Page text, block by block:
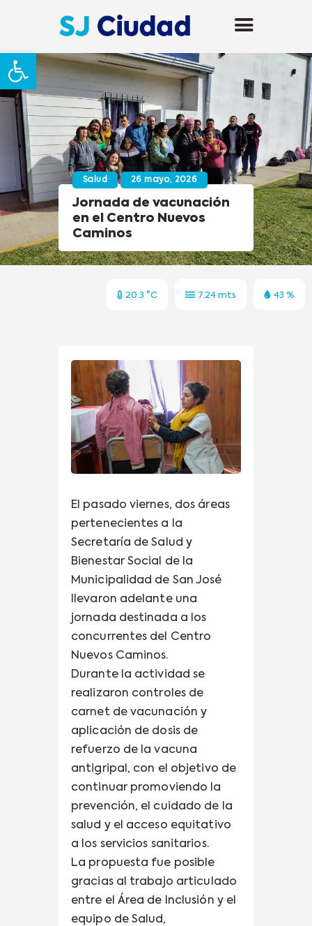
Abrir barra de herramientas
Salud 26 mayo, 2026
Jornada de vacunación
en el Centro Nuevos
Caminos
20.3 °C 7.24 mts 43 %
El pasado viernes, dos áreas
pertenecientes a la
Secretaría de Salud y
Bienestar Social de la
Municipalidad de San José
llevaron adelante una
jornada destinada a los
concurrentes del Centro
Nuevos Caminos.
Durante la actividad se
realizaron controles de
carnet de vacunación y
aplicación de dosis de
refuerzo de la vacuna
antigripal, con el objetivo de
continuar promoviendo la
prevención, el cuidado de la
salud y el acceso equitativo
a los servicios sanitarios.
La propuesta fue posible
gracias al trabajo articulado
entre el Área de Inclusión y el
equipo de Salud,